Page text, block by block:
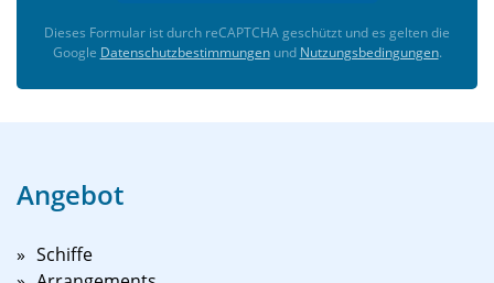
Dieses Formular ist durch reCAPTCHA geschützt und es gelten die
Google Datenschutzbestimmungenund Nutzungsbedingungen.
Angebot
Schiffe